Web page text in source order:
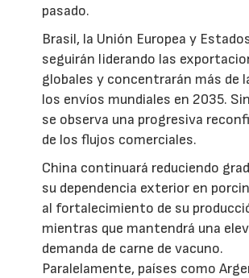
pasado.
Brasil, la Unión Europea y
seguirán liderando las
globales y concentrarán más de
los envíos mundiales en 2035.
se observa una progresiva
de los flujos comerciales.
China continuará reduciendo
su dependencia exterior en
al fortalecimiento de su
mientras que mantendrá una
demanda de carne de vacuno.
Paralelamente, países como